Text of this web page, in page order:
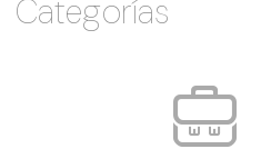
Categorías